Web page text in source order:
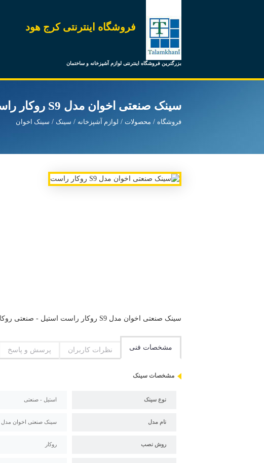
فروشگاه اینترنتی کرج هود
بزرگترین فروشگاه اینترنتی لوازم آشپزخانه و ساختمان
سینک صنعتی اخوان مدل S9 روکار راست
فروشگاه محصولات لوازم آشپزخانه سینک سینک اخوان
سینک صنعتی اخوان مدل S9 روکار راست استیل - صنعتی روکار 2 لگن 1 سینی طول 200 سانتیمتر عرض 60 سانتیمتر
مشخصات فنی نظرات کاربران پرسش و پاسخ
مشخصات سینک
نوع سینک استیل - صنعتی
نام مدل سینک صنعتی اخوان مدل S9 روکار راست
روش نصب روکار